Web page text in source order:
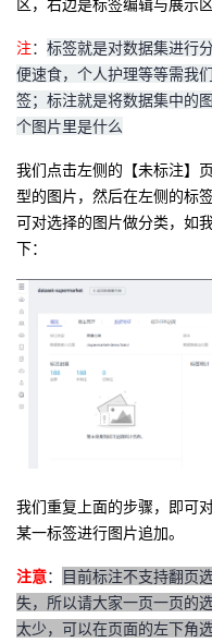
注： 标签就是对数据集进行
便速食，个人护理等等需我
签；标注就是将数据集中的
个图片里是什么
我们点击左侧的【未标注】
型的图片，然后在左侧的标
可对选择的图片做分类，如
下：
我们重复上面的步骤，即可
某一标签进行图片追加。
注意：
目前标注不支持翻页
失，所以请大家一页一页的
太少，可以在页面的左下角